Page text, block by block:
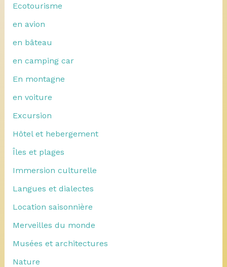
Ecotourisme
en avion
en bâteau
en camping car
En montagne
en voiture
Excursion
Hôtel et hebergement
Îles et plages
Immersion culturelle
Langues et dialectes
Location saisonnière
Merveilles du monde
Musées et architectures
Nature